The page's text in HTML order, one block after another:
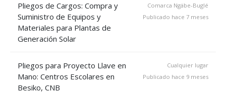
Pliegos de Cargos: Compra y
Suministro de Equipos y
Materiales para Plantas de
Generación Solar
Comarca Ngäbe-Buglé
Publicado hace 7 meses
Pliegos para Proyecto Llave en
Mano: Centros Escolares en
Besiko, CNB
Cualquier lugar
Publicado hace 9 meses